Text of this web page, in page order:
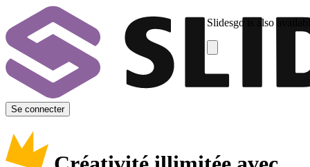
Slidesgo is also
Se connecter